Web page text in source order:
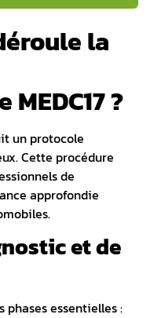
la
?
un protocole
Cette procédure
de
approfondie
et de
phases essentielles :